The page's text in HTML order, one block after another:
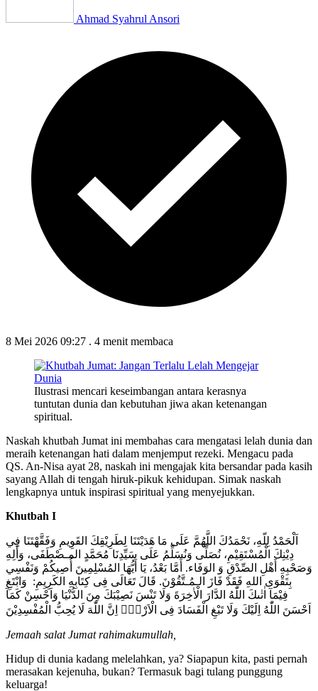
Ahmad Syahrul Ansori
8 Mei 2026 09:27 . 4 menit membaca
Ilustrasi mencari keseimbangan antara kerasnya
tuntutan dunia dan kebutuhan jiwa akan ketenangan
spiritual.
Naskah khutbah Jumat ini membahas cara mengatasi lelah dunia dan
meraih ketenangan hati dalam menjemput rezeki. Mengacu pada
QS. An-Nisa ayat 28, naskah ini mengajak kita bersandar pada kasih
sayang Allah di tengah hiruk-pikuk kehidupan. Simak naskah
lengkapnya untuk inspirasi spiritual yang menyejukkan.
Khutbah I
اَلْحَمْدُ لِلّهِ، نَحْمَدُكَ اللَّهُمَّ عَلَى مَا هَدَيْتَنَا لِطَرِيْقِكَ القَوِيمِ وَفَقَّهْتَنَا فِي
دِيْنِكَ الْمُسْتَقِيْمِ، نُصَلِّى وَنُسَلِّمُ عَلَى سَيِّدِنَا مُحَمَّدٍ المـصْطَفَى، وَأَلِهِ
وَصَحْبِهِ أَهْلِ الصِّدْقِ وَ الوَفَاء. أَمَّا بَعْدُ، يَا أَيُّهَا المُسْلِمِينَ أُصِيكُمْ وَنَفْسِي
بِتَقْوَى اللهِ فَقَدْ فَازَ الـمُـتَّقُوْنَ. قَالَ تَعَالَى فِى كِتَابِهِ الكَرِيِمِ: وَابْتَغِ
فِيْمَآ اٰتٰىكَ اللّٰهُ الدَّارَ الْاٰخِرَةَ وَلَا تَنْسَ نَصِيْبَكَ مِنَ الدُّنْيَا وَاَحْسِنْ كَمَآ
اَحْسَنَ اللّٰهُ اِلَيْكَ وَلَا تَبْغِ الْفَسَادَ فِى الْاَرْضِۗ اِنَّ اللّٰهَ لَا يُحِبُّ الْمُفْسِدِيْنَ
Jemaah salatJumat rahimakumullah,
Hidup di dunia kadang melelahkan, ya? Siapapun kita, pasti pernah
merasakan kejenuha, bukan? Termasuk bagi tulang punggung
keluarga!